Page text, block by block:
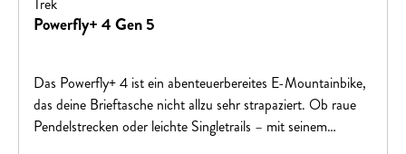
Trek
Powerfly+ 4 Gen 5
Das Powerfly+ 4 ist ein abenteuerbereites E-Mountainbike,
das deine Brieftasche nicht allzu sehr strapaziert. Ob raue
Pendelstrecken oder leichte Singletrails – mit seinem